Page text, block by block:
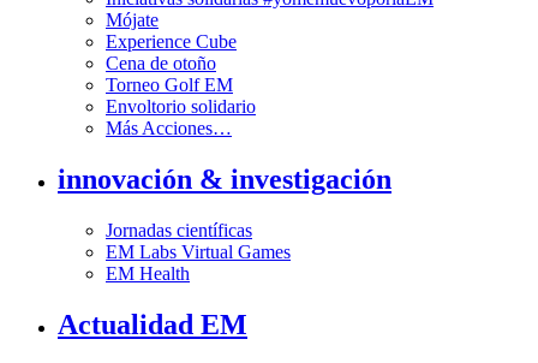
Mójate
Experience Cube
Cena de otoño
Torneo Golf EM
Envoltorio solidario
Más Acciones…
innovación & investigación
Jornadas científicas
EM Labs Virtual Games
EM Health
Actualidad EM